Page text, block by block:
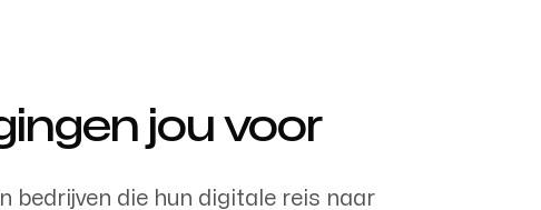
jou voor
bedrijven die hun digitale reis naar